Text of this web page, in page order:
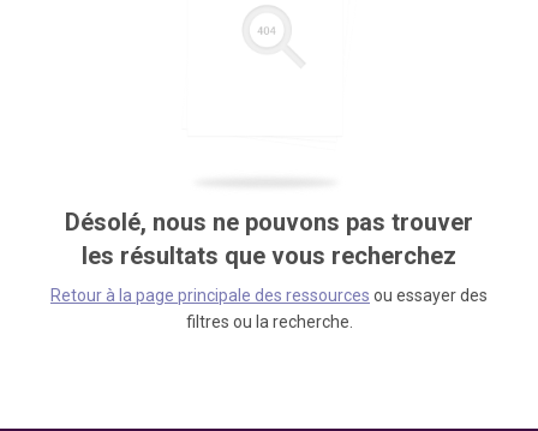
Désolé, nous ne pouvons pas trouver
les résultats que vous recherchez
Retour à la page principale des ressources ou essayer des
filtres ou la recherche.